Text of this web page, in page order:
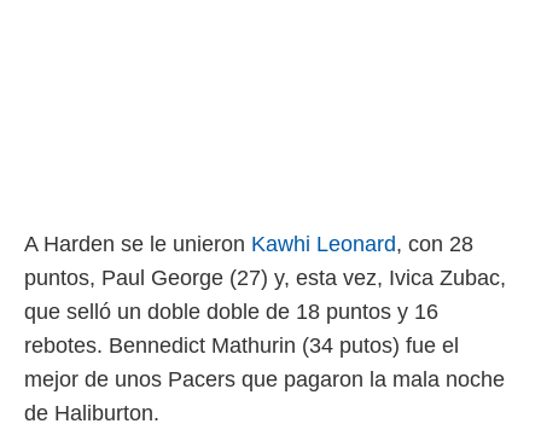
A Harden se le unieron Kawhi Leonard, con 28
puntos, Paul George (27) y, esta vez, Ivica Zubac,
que selló un doble doble de 18 puntos y 16
rebotes. Bennedict Mathurin (34 putos) fue el
mejor de unos Pacers que pagaron la mala noche
de Haliburton.